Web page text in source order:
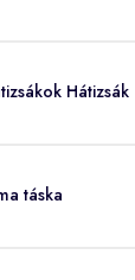
Hátizsák
táska